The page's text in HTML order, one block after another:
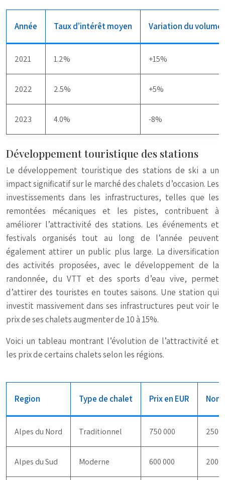
Année Taux d’intérêt moyen Variation du volume
2021 1.2% +15%
2022 2.5% +5%
2023 4.0% -8%
Développement touristique des stations
Le développement touristique des stations de ski a un
impact significatif sur le marché des chalets d’occasion. Les
investissements dans les infrastructures, telles que les
remontées mécaniques et les pistes, contribuent à
améliorer l’attractivité des stations. Les événements et
festivals organisés tout au long de l’année peuvent
également attirer un public plus large. La diversification
des activités proposées, avec le développement de la
randonnée, du VTT et des sports d’eau vive, permet
d’attirer des touristes en toutes saisons. Une station qui
investit massivement dans ses infrastructures peut voir le
prix de ses chalets augmenter de 10 à 15%.
Voici un tableau montrant l’évolution de l’attractivité et
les prix de certains chalets selon les régions.
Region Type de chalet Prix en EUR
Alpes du Nord Traditionnel 750 000 2500
Alpes du Sud Moderne 600 000 2000